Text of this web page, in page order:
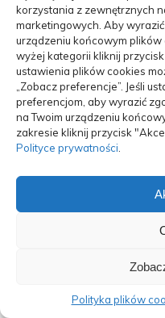
korzystania z zewnętrznych
marketingowych. Aby
urządzeniu końcowym
wyżej kategorii kliknij
ustawienia plików cookies
„Zobacz preferencje”. Jeśli
preferencjom, aby wyrazić
na Twoim urządzeniu
zakresie kliknij przycisk
Polityce prywatności
Polityka plików
Na jakie rzeczy